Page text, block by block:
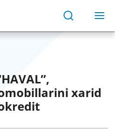
xarid